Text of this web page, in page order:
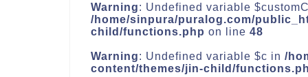
Warning: Undefined variable
/home/sinpura/puralog.com/
child/functions.php on line 48
Warning: Undefined variable $c in /
content/themes/jin-child/